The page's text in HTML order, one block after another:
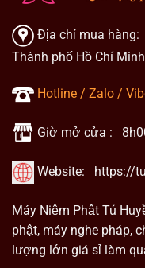
Địa chỉ mua hàng:
Thành phố Hồ Chí
Hotline / Zalo /
Giờ mở cửa :
Website: https://
Máy Niệm Phật Tú
phật, máy nghe pháp,
lượng lớn giá sỉ làm